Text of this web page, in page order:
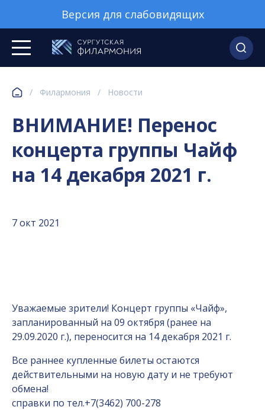
Версия для слабовидящих
/ Филармония / Новости
ВНИМАНИЕ! Перенос
концерта группы Чайф
на 14 декабря 2021 г.
7 окт 2021
Уважаемые зрители! Концерт группы «Чайф»,
запланированный на 09 октября (ранее на
29.09.2020 г.), переносится на 14 декабря 2021 г.
Все раннее купленные билеты остаются
действительными на новую дату и не требуют
обмена!
справки по тел.+7(3462) 700-278